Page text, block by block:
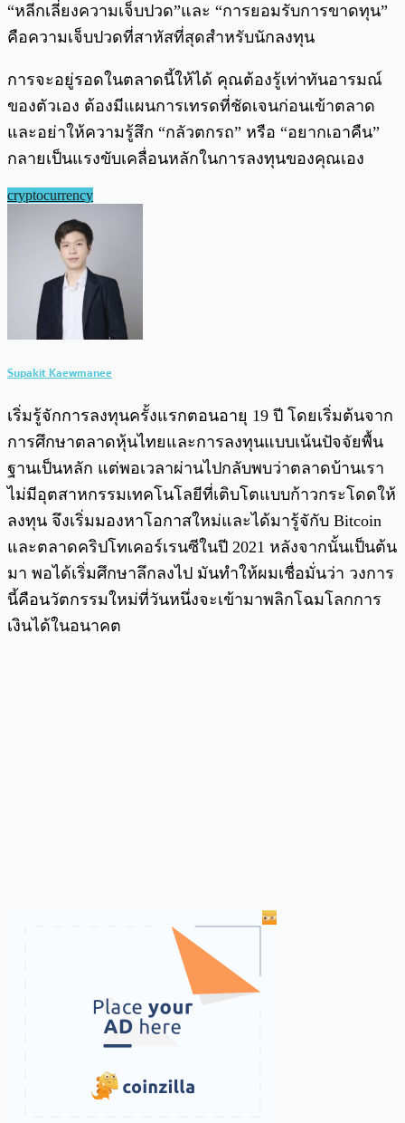
“หลีกเลี่ยงความเจ็บปวด”และ “การยอมรับการขาดทุน”
คือความเจ็บปวดที่สาหัสที่สุดสำหรับนักลงทุน
การจะอยู่รอดในตลาดนี้ให้ได้ คุณต้องรู้เท่าทันอารมณ์
ของตัวเอง ต้องมีแผนการเทรดที่ชัดเจนก่อนเข้าตลาด
และอย่าให้ความรู้สึก “กลัวตกรถ” หรือ “อยากเอาคืน”
กลายเป็นแรงขับเคลื่อนหลักในการลงทุนของคุณเอง
cryptocurrency
Supakit Kaewmanee
เริ่มรู้จักการลงทุนครั้งแรกตอนอายุ 19 ปี โดยเริ่มต้นจาก
การศึกษาตลาดหุ้นไทยและการลงทุนแบบเน้นปัจจัยพื้น
ฐานเป็นหลัก แต่พอเวลาผ่านไปกลับพบว่าตลาดบ้านเรา
ไม่มีอุตสาหกรรมเทคโนโลยีที่เติบโตแบบก้าวกระโดดให้
ลงทุน จึงเริ่มมองหาโอกาสใหม่และได้มารู้จักับ Bitcoin
และตลาดคริปโทเคอร์เรนซีในปี 2021 หลังจากนั้นเป็นต้น
มา พอได้เริ่มศึกษาลึกลงไป มันทำให้ผมเชื่อมั่นว่า วงการ
นี้คือนวัตกรรมใหม่ที่วันหนึ่งจะเข้ามาพลิกโฉมโลกการ
เงินได้ในอนาคต